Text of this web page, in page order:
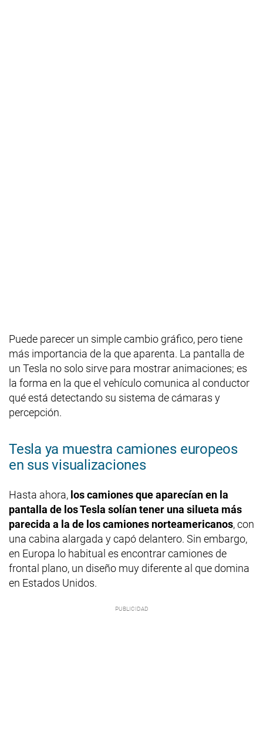
Puede parecer un simple cambio gráfico, pero tiene
más importancia de la que aparenta. La pantalla de
un Tesla no solo sirve para mostrar animaciones; es
la forma en la que el vehículo comunica al conductor
qué está detectando su sistema de cámaras y
percepción.
Tesla ya muestra camiones europeos
en sus visualizaciones
Hasta ahora, los camiones que aparecían en la
pantalla de los Tesla solían tener una silueta más
parecida a la de los camiones norteamericanos, con
una cabina alargada y capó delantero. Sin embargo,
en Europa lo habitual es encontrar camiones de
frontal plano, un diseño muy diferente al que domina
en Estados Unidos.